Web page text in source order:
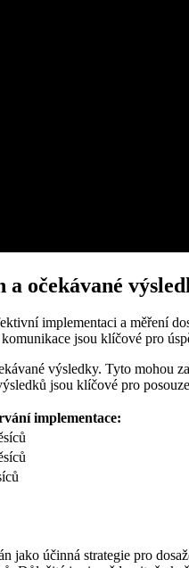
očekávané
implementaci a měření
jsou klíčové pro
výsledky. Tyto mohou
jsou klíčové pro
implementace:
jako účinná strategie pro